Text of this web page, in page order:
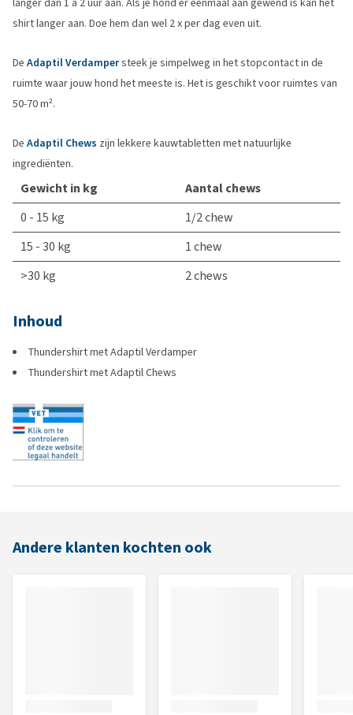
shirt langer aan. Doe hem dan wel 2 x per dag even uit.
De Adaptil Verdampersteek je simpelweg in het stopcontact in de
ruimte waar jouw hond het meeste is. Het is geschikt voor ruimtes van
50-70 m².
De Adaptil Chews zijn lekkere kauwtabletten met natuurlijke
ingrediënten.
Gewicht in kg
Aantal chews
0 - 15 kg
1/2 chew
15 - 30 kg
1 chew
>30 kg
2 chews
Inhoud
Thundershirt met Adaptil Verdamper
Thundershirt met Adaptil Chews
Andere klanten kochten ook